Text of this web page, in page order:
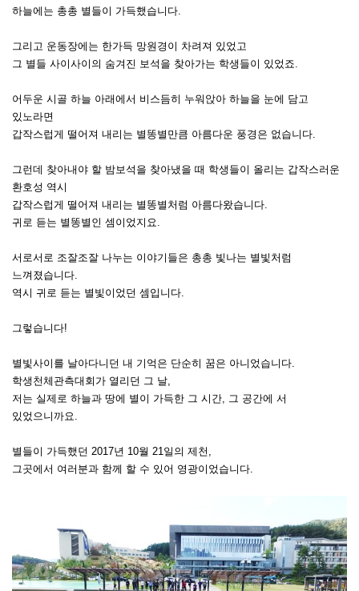
하늘에는 총총 별들이 가득했습니다.
그리고 운동장에는 한가득 망원경이 차려져 있었고
그 별들 사이사이의 숨겨진 보석을 찾아가는 학생들이 있었죠.
어두운 시골 하늘 아래에서 비스듬히 누워앉아 하늘을 눈에 담고
있노라면
갑작스럽게 떨어져 내리는 별똥별만큼 아름다운 풍경은 없습니다.
그런데 찾아내야 할 밤보석을 찾아냈을 때 학생들이 올리는 갑작스러운
환호성 역시
갑작스럽게 떨어져 내리는 별똥별처럼 아름다왔습니다.
귀로 듣는 별똥별인 셈이었지요.
서로서로 조잘조잘 나누는 이야기들은 총총 빛나는 별빛처럼
느껴졌습니다.
역시 귀로 듣는 별빛이었던 셈입니다.
그렇습니다!
별빛사이를 날아다니던 내 기억은 단순히 꿈은 아니었습니다.
학생천체관측대회가 열리던 그 날,
저는 실제로 하늘과 땅에 별이 가득한 그 시간, 그 공간에 서
있었으니까요.
별들이 가득했던 2017년 10월 21일의 제천,
그곳에서 여러분과 함께 할 수 있어 영광이었습니다.